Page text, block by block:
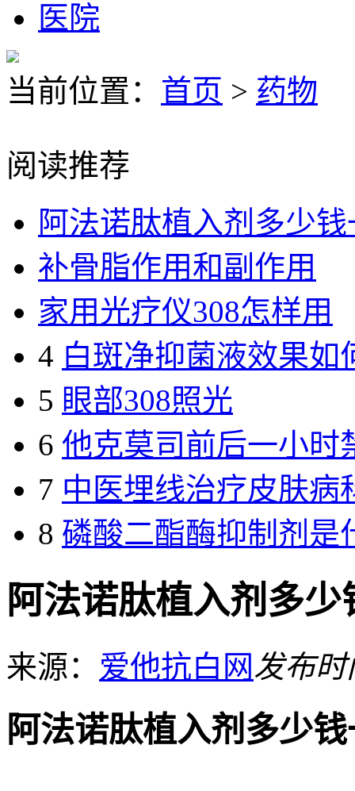
医院
当前位置： 首页 > 药物
阅读推荐
阿法诺肽植入剂多少
补骨脂作用和副作用
家用光疗仪308怎样用
4 白斑净抑菌液效果如
5 眼部308照光
6 他克莫司前后一小时
7 中医埋线治疗皮肤病
8 磷酸二酯酶抑制剂是
阿法诺肽植入剂多少
来源： 爱他抗白网发布时
阿法诺肽植入剂多少